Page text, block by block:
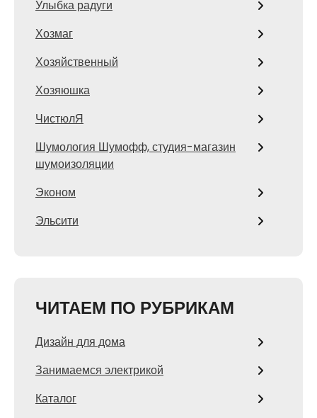
Улыбка радуги
Хозмаг
Хозяйственный
Хозяюшка
ЧистюлЯ
Шумология Шумофф, студия-магазин
шумоизоляции
Эконом
Эльсити
ЧИТАЕМ ПО РУБРИКАМ
Дизайн для дома
Занимаемся электрикой
Каталог